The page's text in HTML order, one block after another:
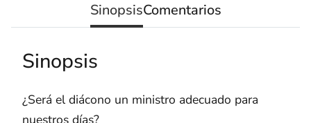
SinopsisComentarios
Sinopsis
¿Será el diácono un ministro adecuado para
nuestros días?